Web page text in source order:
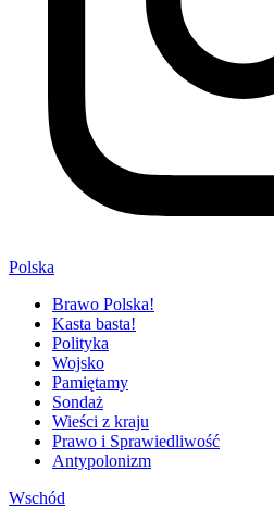
Polska
Brawo Polska!
Kasta basta!
Polityka
Wojsko
Pamiętamy
Sondaż
Wieści z kraju
Prawo i Sprawiedliwość
Antypolonizm
Wschód